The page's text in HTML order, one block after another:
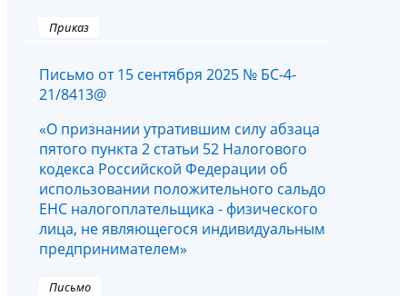
Приказ
Письмо от 15 сентября 2025 № БС-4-
21/8413@
«О признании утратившим силу абзаца
пятого пункта 2 статьи 52 Налогового
кодекса Российской Федерации об
использовании положительного сальдо
ЕНС налогоплательщика - физического
лица, не являющегося индивидуальным
предпринимателем»
Письмо